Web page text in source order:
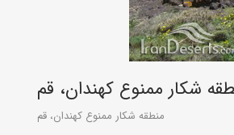
شکار ممنوع کهندان، قم
منطقه شکار ممنوع کهندان، قم